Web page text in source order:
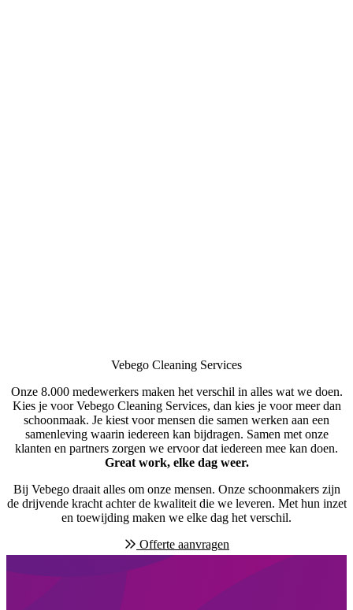
Vebego Cleaning Services
Onze 8.000 medewerkers maken het verschil in alles wat we doen.
Kies je voor Vebego Cleaning Services, dan kies je voor meer dan
schoonmaak. Je kiest voor mensen die samen werken aan een
samenleving waarin iedereen kan bijdragen. Samen met onze
klanten en partners zorgen we ervoor dat iedereen mee kan doen.
Great work, elke dag weer.
Bij Vebego draait alles om onze mensen. Onze schoonmakers zijn
de drijvende kracht achter de kwaliteit die we leveren. Met hun inzet
en toewijding maken we elke dag het verschil.
Offerte aanvragen